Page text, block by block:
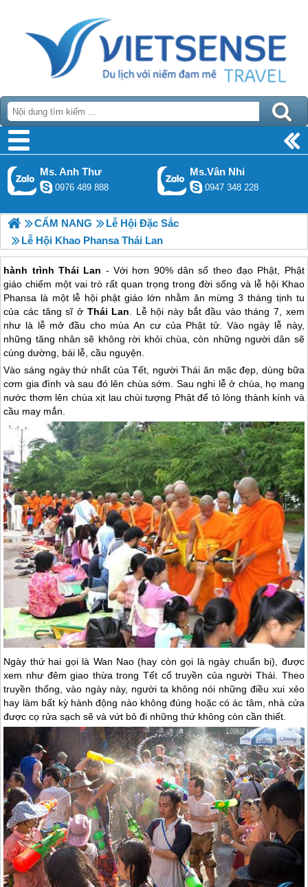
Ms. Anh Thư
0976 489 888
Ms.Vân Nhi
0947 348 228
CẨM NANG
Lễ Hội Đặc Sắc
Lễ Hội Khao Phansa Thái Lan
hành trình Thái Lan - Với hơn 90% dân số theo đạo Phật, Phật
giáo chiếm một vai trò rất quan trọng trong đời sống và lễ hội Khao
Phansa là một lễ hội phật giáo lớn nhằm ăn mừng 3 tháng tịnh tu
của các tăng sĩ ở Thái Lan. Lễ hội này bắt đầu vào tháng 7, xem
như là lễ mở đầu cho mùa An cư của Phật tử. Vào ngày lễ này,
những tăng nhân sẽ không rời khỏi chùa, còn những người dân sẽ
cúng dường, bái lễ, cầu nguyện.
Vào sáng ngày thứ nhất của Tết, người Thái ăn mặc đẹp, dùng bữa
cơm gia đình và sau đó lên chùa sớm. Sau nghi lễ ở chùa, họ mang
nước thơm lên chùa xịt lau chùi tượng Phật để tỏ lòng thành kính và
cầu may mắn.
Ngày thứ hai gọi là Wan Nao (hay còn gọi là ngày chuẩn bị), được
xem như đêm giao thừa trong Tết cổ truyền của người Thái. Theo
truyền thống, vào ngày này, người ta không nói những điều xui xẻo
hay làm bất kỳ hành động nào không đúng hoặc có ác tâm, nhà cửa
được cọ rửa sạch sẽ và vứt bỏ đi những thứ không còn cần thiết.